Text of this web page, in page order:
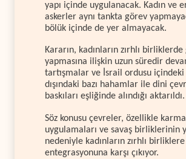
yapı içinde uygulanacak. Kadın ve
askerler aynı tankta görev
bölük içinde de yer almayacak.
Kararın, kadınların zırhlı
yapmasına ilişkin uzun süredir
tartışmalar ve İsrail ordusu içindeki
dışındaki bazı hahamlar ile dini
baskıları eşliğinde alındığı aktarıldı.
Söz konusu çevreler, özellikle
uygulamaları ve savaş birliklerinin
nedeniyle kadınların zırhlı birliklere
entegrasyonuna karşı çıkıyor.